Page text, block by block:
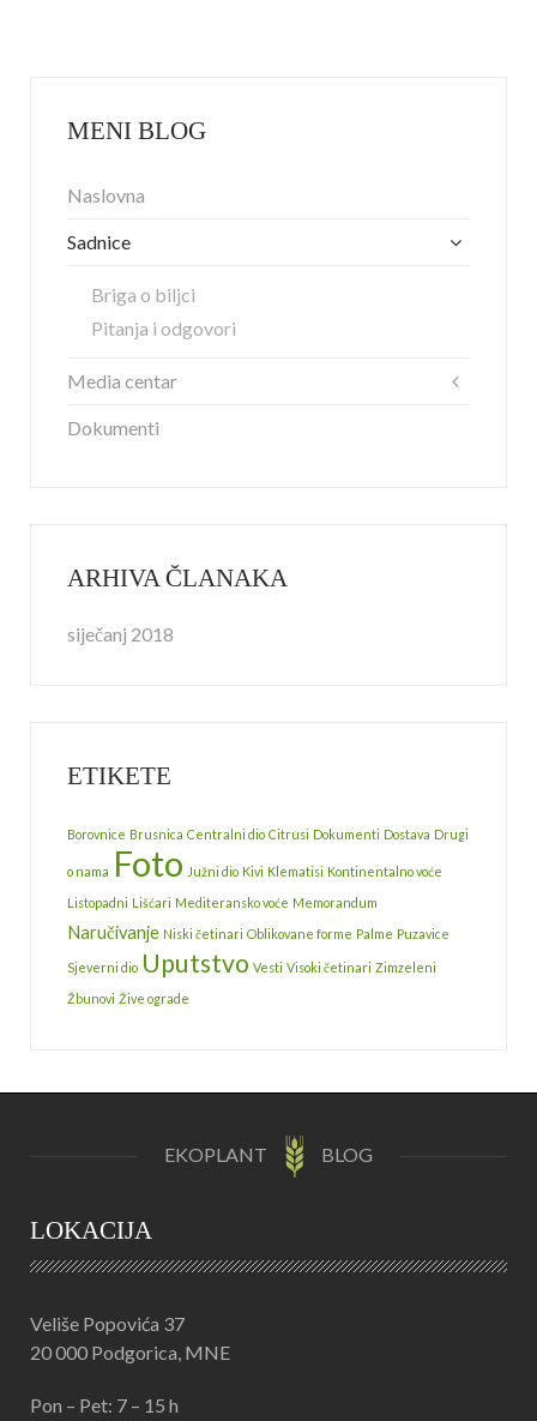
MENI BLOG
Naslovna
Sadnice
Briga o biljci
Pitanja i odgovori
Media centar
Dokumenti
ARHIVA ČLANAKA
siječanj 2018
ETIKETE
Borovnice Brusnica Centralni dio Citrusi Dokumenti Dostava Drugi
o nama Foto Južni dio Kivi Klematisi Kontinentalno voće
Listopadni Lišćari Mediteransko voće Memorandum
Naručivanje Niski četinari Oblikovane forme Palme Puzavice
Sjeverni dio Uputstvo Vesti Visoki četinari Zimzeleni
Žbunovi Žive ograde
EKOPLANT BLOG
LOKACIJA
Veliše Popovića 37
20 000 Podgorica, MNE
Pon – Pet: 7 – 15 h